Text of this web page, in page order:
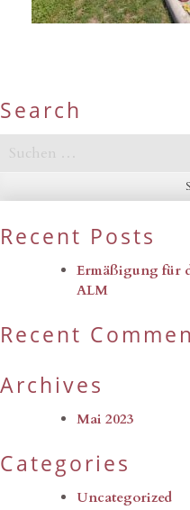
Search
Suchen
nach:
Recent Posts
Ermäßigung für
ALM
Recent
Archives
Mai 2023
Categories
Uncategorized